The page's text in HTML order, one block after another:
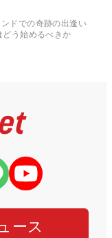
ドでの奇跡の出逢い
う始めるべきか
ース